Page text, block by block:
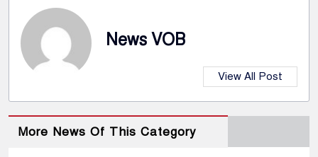
News VOB
View All Post
More News Of This Category